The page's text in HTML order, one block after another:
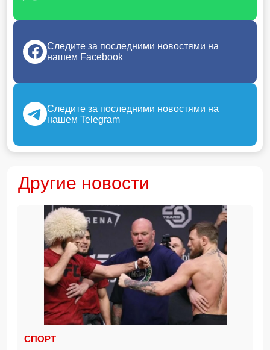
Следите за последними новостями на
нашем Facebook
Следите за последними новостями на
нашем Telegram
Другие новости
СПОРТ